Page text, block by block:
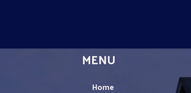
MENU
Home